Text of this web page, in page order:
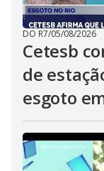
DO R7/05/08/2026
Cetesb
de
esgoto